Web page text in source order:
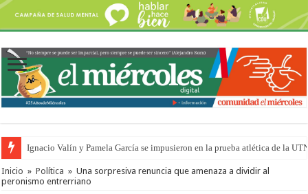
Ignacio Valín y Pamela García se impusieron en la prueba atlética de la
Inicio » Política » Una sorpresiva renuncia que amenaza a dividir al
peronismo entrerriano